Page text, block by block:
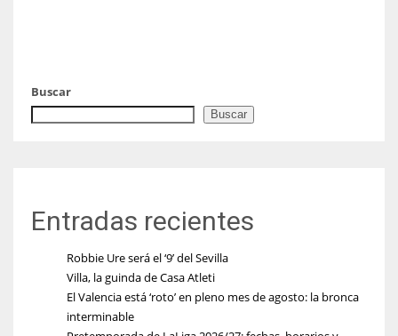
Buscar
Buscar
Entradas recientes
Robbie Ure será el ‘9’ del Sevilla
Villa, la guinda de Casa Atleti
El Valencia está ‘roto’ en pleno mes de agosto: la bronca
interminable